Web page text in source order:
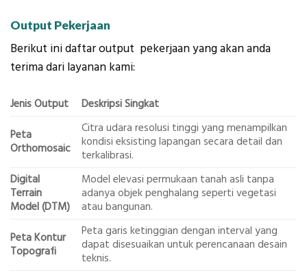
Output Pekerjaan
Berikut ini daftar output pekerjaan yang akan anda
terima dari layanan kami:
Jenis Output Deskripsi Singkat
Peta
Orthomosaic
Citra udara resolusi tinggi yang menampilkan
kondisi eksisting lapangan secara detail dan
terkalibrasi.
Digital
Terrain
Model (DTM)
Model elevasi permukaan tanah asli tanpa
adanya objek penghalang seperti vegetasi
atau bangunan.
Peta Kontur
Topografi
Peta garis ketinggian dengan interval yang
dapat disesuaikan untuk perencanaan desain
teknis.